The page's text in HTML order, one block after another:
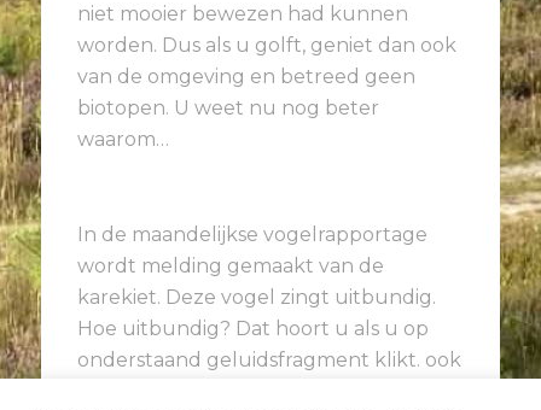
niet mooier bewezen had kunnen
worden. Dus als u golft, geniet dan ook
van de omgeving en betreed geen
biotopen. U weet nu nog beter
waarom…
In de maandelijkse vogelrapportage
wordt melding gemaakt van de
karekiet. Deze vogel zingt uitbundig.
Hoe uitbundig? Dat hoort u als u op
onderstaand geluidsfragment klikt. ook